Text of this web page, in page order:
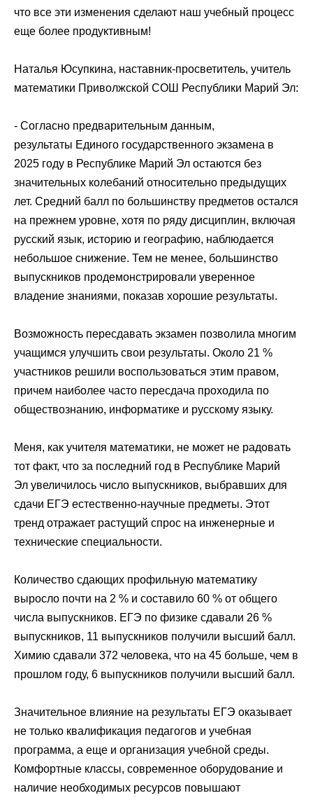
что все эти изменения сделают наш учебный процесс
еще более продуктивным!
Наталья Юсупкина, наставник-просветитель, учитель
математики Приволжской СОШ
Республики Марий Эл:
- Согласно предварительным данным,
результаты Единого государственного экзамена в
2025 году в Республике Марий Эл остаются без
значительных колебаний относительно предыдущих
лет. Средний балл по большинству предметов остался
на прежнем уровне, хотя по ряду дисциплин, включая
русский язык, историю и географию, наблюдается
небольшое снижение. Тем не менее, большинство
выпускников продемонстрировали уверенное
владение знаниями, показав хорошие результаты.
Возможность пересдавать экзамен позволила многим
учащимся улучшить свои результаты. Около 21 %
участников решили воспользоваться этим правом,
причем наиболее часто пересдача проходила по
обществознанию, информатике и русскому языку.
Меня, как учителя математики, не может не радовать
тот факт, что за последний год в Республике Марий
Эл увеличилось число выпускников, выбравших для
сдачи ЕГЭ естественно-научные предметы. Этот
тренд отражает растущий спрос на инженерные и
технические специальности.
Количество сдающих профильную математику
выросло почти на 2 % и составило 60 % от общего
числа выпускников. ЕГЭ по физике сдавали 26 %
выпускников, 11 выпускников получили высший балл.
Химию сдавали 372 человека, что на 45 больше, чем в
прошлом году, 6 выпускников получили высший балл.
Значительное влияние на результаты ЕГЭ оказывает
не только квалификация педагогов и учебная
программа, а еще и организация учебной среды.
Комфортные классы, современное оборудование и
наличие необходимых ресурсов повышают